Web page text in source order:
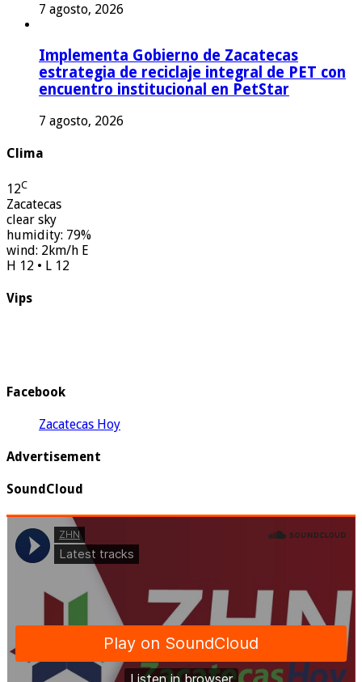
7 agosto, 2026
Implementa Gobierno de Zacatecas
estrategia de reciclaje integral de PET con
encuentro institucional en PetStar
7 agosto, 2026
Clima
12C
Zacatecas
clear sky
humidity: 79%
wind: 2km/h E
H 12 • L 12
Vips
Facebook
Zacatecas Hoy
Advertisement
SoundCloud